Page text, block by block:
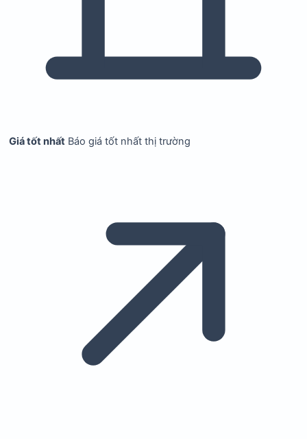
Giá tốt nhất Báo giá tốt nhất thị trường